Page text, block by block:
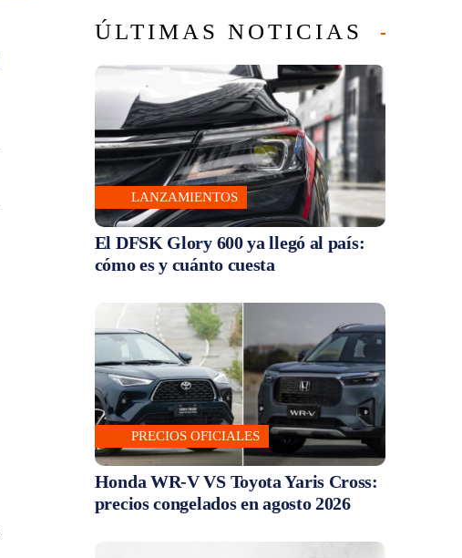
ÚLTIMAS NOTICIAS
LANZAMIENTOS
El DFSK Glory 600 ya llegó al país:
cómo es y cuánto cuesta
PRECIOS OFICIALES
Honda WR-V VS Toyota Yaris Cross:
precios congelados en agosto 2026